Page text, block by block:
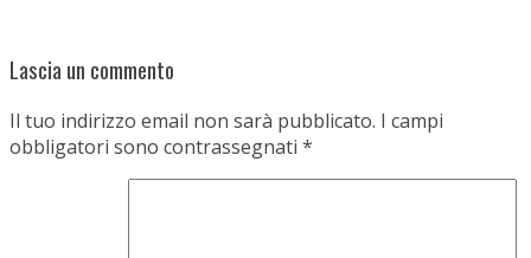
Lascia un commento
Il tuo indirizzo email non sarà pubblicato. I campi
obbligatori sono contrassegnati *